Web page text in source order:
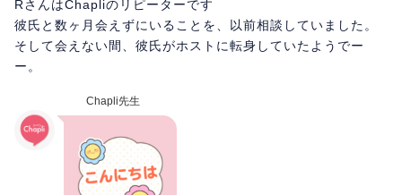
RさんはChapliのリピーターです
彼氏と数ヶ月会えずにいることを、以前相談していました。
そして会えない間、彼氏がホストに転身していたようでー
ー。
Chapli先生